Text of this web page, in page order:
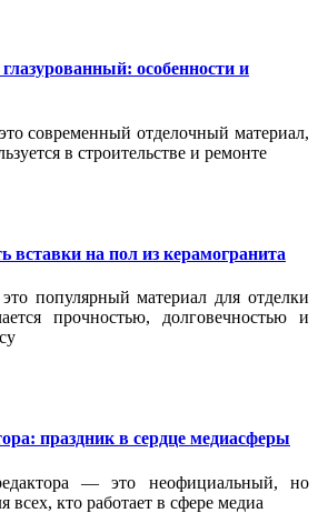
особенности и
современный отделочный материал,
в строительстве и ремонте
вставки на пол из керамогранита
популярный материал для отделки
прочностью, долговечностью и
праздник в сердце медиасферы
— это неофициальный, но
всех, кто работает в сфере медиа